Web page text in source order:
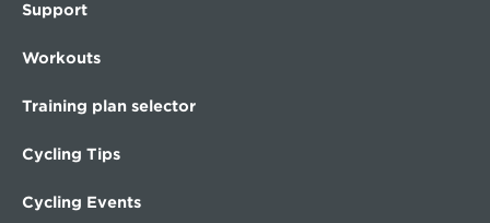
Support
Workouts
Training plan selector
Cycling Tips
Cycling Events